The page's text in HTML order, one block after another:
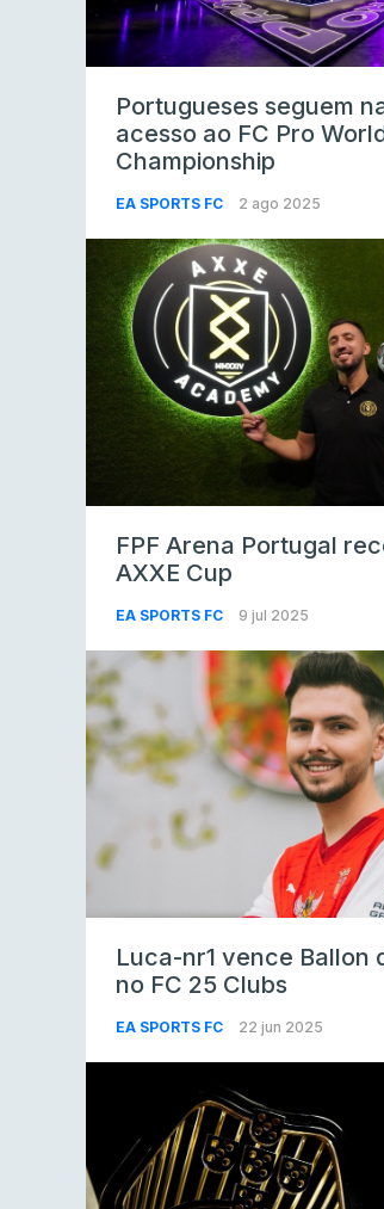
Portugueses seguem
acesso ao FC Pro
Championship
EA SPORTS FC 2 ago 2025
FPF Arena Portugal
AXXE Cup
EA SPORTS FC 9 jul 2025
Luca-nr1 vence Ballon
no FC 25 Clubs
EA SPORTS FC 22 jun 2025